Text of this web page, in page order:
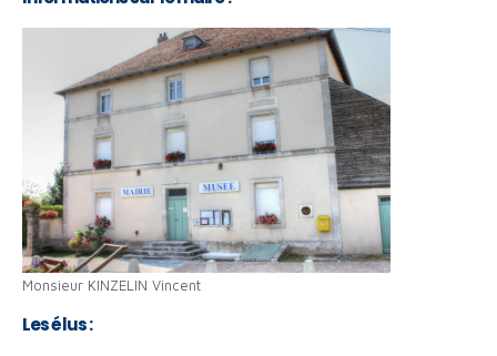
Monsieur KINZELIN Vincent
Les élus :